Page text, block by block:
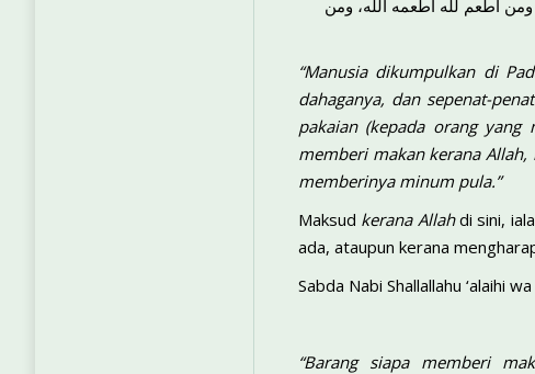
أطعم لله أطعمه الله، ومن
“Manusia dikumpulkan di
dahaganya, dan sepenat-
pakaian (kepada orang
memberi makan kerana
memberinya minum pula.”
Maksud kerana Allahdi sini,
ada, ataupun kerana
Sabda Nabi Shallallahu ‘alaihi
“Barang siapa memberi